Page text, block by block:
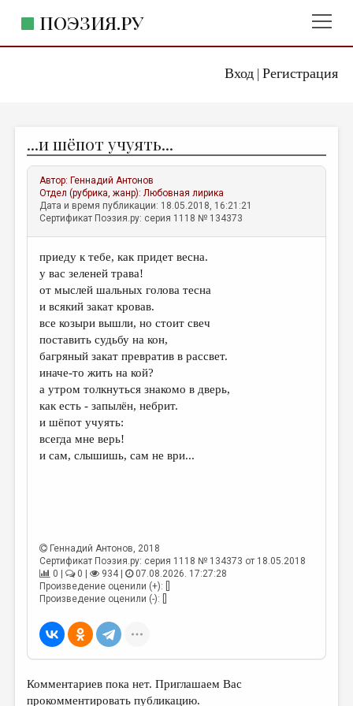
Вход| Регистрация
ПОЭЗИЯ.РУ
ЖАНРЫ
АВТОРЫ
КОММЕНТАРИИ
ЛИТСАЛОН
НОВОСТИ
ПРАВИЛА САЙТА
ОТДЕЛЫ И РУБРИКИ
ИЗБРАННОЕ
ДАЙДЖЕСТ
ПРОИЗВЕДЕНИЯ
ПЕРЕВОДЫ
КОНКУРСЫ
ОБЗОР ЛИТЕРАТУРЫ
СТРАНИЦЫ ПАМЯТИ
ОБЪЯВЛЕНИЯ
КОЛОНКА РЕДАКТОРА
РЕДКОЛЛЕГИЯ
ОТ РЕДАКЦИИ
...и шёпот учуять...
Автор: Геннадий Антонов
Отдел (рубрика, жанр):Любовная лирика
Дата и время публикации: 18.05.2018, 16:21:21
Сертификат Поэзия.ру: серия 1118 № 134373
приеду к тебе, как придет весна.
у вас зеленей трава!
от мыслей шальных голова тесна
и всякий закат кровав.
все козыри вышли, но стоит свеч
поставить судьбу на кон,
багряный закат превратив в рассвет.
иначе-то жить на кой?
а утром толкнуться знакомо в дверь,
как есть - запылён, небрит.
и шёпот учуять:
всегда мне верь!
и сам, слышишь, сам не ври...
Геннадий Антонов, 2018
Сертификат Поэзия.ру: серия 1118 № 134373 от 18.05.2018
0 |
0 | 934 |
07.08.2026. 17:27:28
Произведение оценили (+): []
Произведение оценили (-): []
Комментариев пока нет. Приглашаем Вас
прокомментировать публикацию.